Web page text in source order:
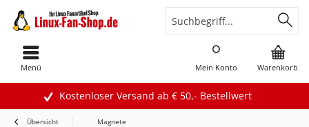
Kostenloser Versand ab € 50,- Bestellwert
Warenkorb
Mein Konto
Menü
Übersicht Magnete